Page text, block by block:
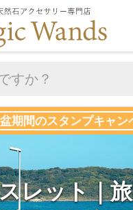
期間のスタンプキャン
レット｜